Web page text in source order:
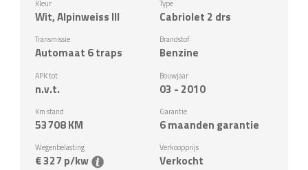
Kleur
Wit, Alpinweiss III
Type
Cabriolet 2 drs
Transmissie
Automaat 6 traps
Brandstof
Benzine
APK tot
n.v.t.
Bouwjaar
03 - 2010
Km stand
53708KM
Garantie
6 maanden garantie
Wegenbelasting
€ 327 p/kw
Verkoopprijs
Verkocht